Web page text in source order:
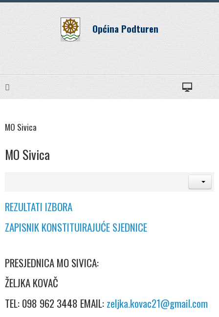
Općina Podturen
MO Sivica
MO Sivica
REZULTATI IZBORA
ZAPISNIK KONSTITUIRAJUĆE SJEDNICE
PRESJEDNICA MO SIVICA:
ŽELJKA KOVAČ
TEL: 098 962 3448 EMAIL:zeljka.kovac21@gmail.com